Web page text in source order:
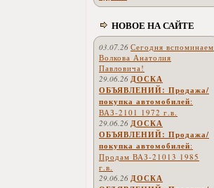
НОВОЕ НА САЙТЕ
03.07.26 Сегодня вспоминаем
Волкова Анатолия
Павловича!
29.06.26 ДОСКА
ОБЪЯВЛЕНИЙ: Продажа/
покупка автомобилей:
ВАЗ-2101 1972 г.в.
29.06.26 ДОСКА
ОБЪЯВЛЕНИЙ: Продажа/
покупка автомобилей:
Продам ВАЗ-21013 1985
г.в.
29.06.26 ДОСКА